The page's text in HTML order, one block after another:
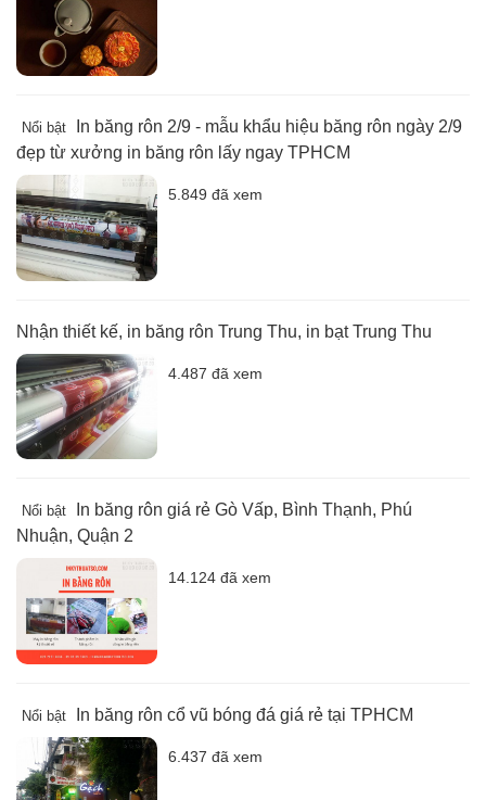
Nổi bật
In băng rôn 2/9 - mẫu khẩu hiệu băng rôn ngày 2/9
đẹp từ xưởng in băng rôn lấy ngay TPHCM
5.849 đã xem
Nhận thiết kế, in băng rôn Trung Thu, in bạt Trung Thu
4.487 đã xem
Nổi bật
In băng rôn giá rẻ Gò Vấp, Bình Thạnh, Phú
Nhuận, Quận 2
14.124 đã xem
Nổi bật In băng rôn cổ vũ bóng đá giá rẻ tại TPHCM
6.437 đã xem